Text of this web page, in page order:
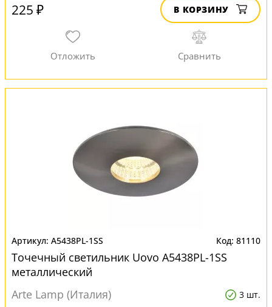
225 ₽ В КОРЗИНУ
A5438PL-1SS 81110
Точечный светильник Uovo A5438PL-1SS
металлический
Arte Lamp (Италия)
3 шт.